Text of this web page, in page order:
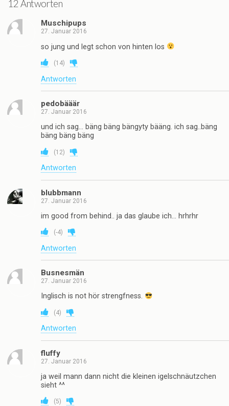
12 Antworten
Muschipups
27. Januar 2016
so jung und legt schon von hinten los
(14)
Antworten
pedobääär
27. Januar 2016
und ich sag… bäng bäng bängyty bääng. ich sag..bäng
bäng bäng bäng
(12)
Antworten
blubbmann
27. Januar 2016
im good from behind.. ja das glaube ich… hrhrhr
(-4)
Antworten
Busnesmän
27. Januar 2016
Inglisch is not hör strengfness.
(4)
Antworten
fluffy
27. Januar 2016
ja weil mann dann nicht die kleinen igelschnäutzchen
sieht ^^
(5)